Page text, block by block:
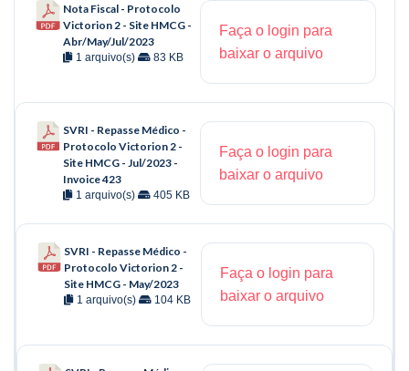
Nota Fiscal - Protocolo
Victorion 2 - Site HMCG -
Abr/May/Jul/2023
1 arquivo(s) 83 KB
Faça o login para
baixar o arquivo
SVRI - Repasse Médico -
Protocolo Victorion 2 -
Site HMCG - Jul/2023 -
Invoice 423
1 arquivo(s) 405 KB
Faça o login para
baixar o arquivo
SVRI - Repasse Médico -
Protocolo Victorion 2 -
Site HMCG - May/2023
1 arquivo(s) 104 KB
Faça o login para
baixar o arquivo